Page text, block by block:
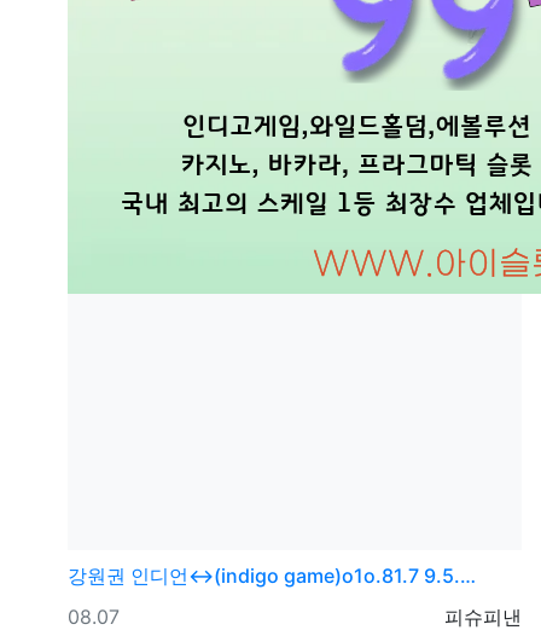
강원권 인디언↔(indigo game)o1o.81.7 9.5.…
등록자
피슈피낸
등록일
08.07